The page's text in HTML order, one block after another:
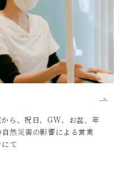
ら、祝日、GW、お盆、年
然災害の影響による営業
て